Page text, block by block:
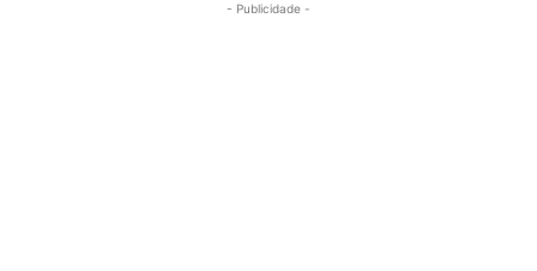
- Publicidade -